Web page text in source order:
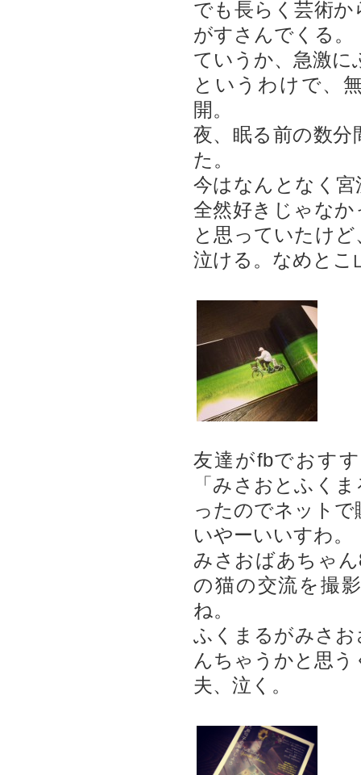
でも長らく芸術
がすさんでくる。
ていうか、急激に
というわけで、
開。
夜、眠る前の数
た。
今はなんとなく
全然好きじゃな
と思っていたけ
泣ける。なめとこ
友達がfbでおす
「みさおとふく
ったのでネットで
いやーいいすわ。
みさおばあちゃ
の猫の交流を撮
ね。
ふくまるがみさ
んちゃうかと思
夫、泣く。